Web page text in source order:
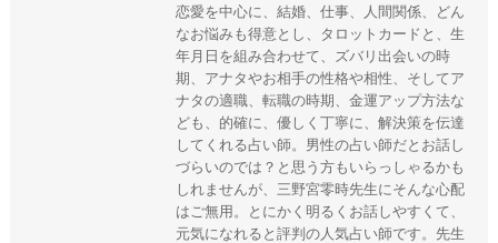
恋愛を中心に、結婚、仕事、人間関係、どん
なお悩みも得意とし、タロットカードと、生
年月日を組み合わせて、ズバリ出会いの時
期、アナタやお相手の性格や相性、そしてア
ナタの適職、転職の時期、金運アップ方法な
ども、的確に、優しく丁寧に、解決策を伝達
してくれる占い師。男性の占い師だとお話し
づらいのでは？と思う方もいらっしゃるかも
しれませんが、三野宮零時先生にそんな心配
はご無用。とにかく明るくお話しやすくて、
元気になれると評判の人気占い師です。先生